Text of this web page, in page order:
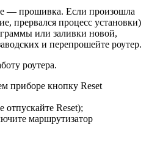
— прошивка. Если произошла
прервался процесс установки)
или заливки новой,
и перепрошейте роутер.
роутера.
приборе кнопку Reset
Reset);
маршрутизатор